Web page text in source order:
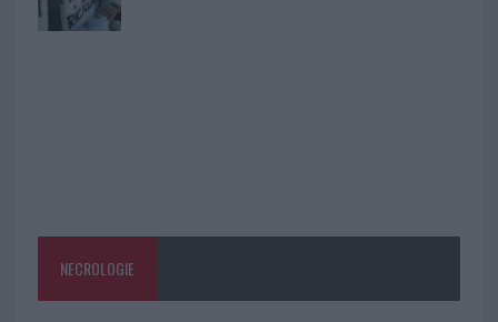
NECROLOGIE